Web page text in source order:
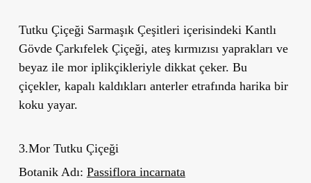
Tutku Çiçeği Sarmaşık Çeşitleri içerisindeki Kantlı
Gövde Çarkıfelek Çiçeği, ateş kırmızısı yaprakları ve
beyaz ile mor iplikçikleriyle dikkat çeker. Bu
çiçekler, kapalı kaldıkları anterler etrafında harika bir
koku yayar.
3.Mor Tutku Çiçeği
Botanik Adı: Passiflora incarnata